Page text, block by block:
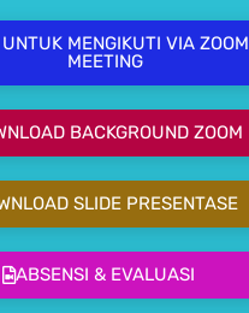
MENGIKUTI VIA ZOOM
MEETING
BACKGROUND ZOOM
SLIDE PRESENTASE
ABSENSI & EVALUASI